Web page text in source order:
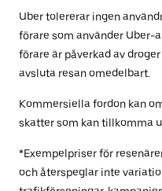
Uber tolererar ingen
förare som använder Uber-
förare är påverkad av
avsluta resan omedelbart.
Kommersiella fordon kan
skatter som kan tillkomma
*Exempelpriser för
och återspeglar inte